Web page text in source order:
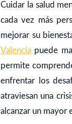
Cuidar la salud
cada vez más
mejorar su
Valencia puede
permite
enfrentar los
atraviesan una
alcanzar un mayor